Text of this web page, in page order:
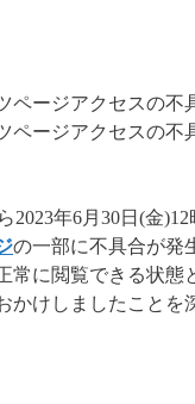
ページアクセスの不
ページアクセスの不
2023年6月30日(金)12
の一部に不具合が発
に閲覧できる状態
かけしましたことを